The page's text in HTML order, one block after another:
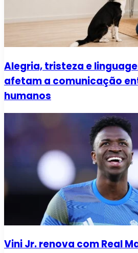
Alegria, tristeza e
afetam a comunicação
humanos
Vini Jr. renova com Real